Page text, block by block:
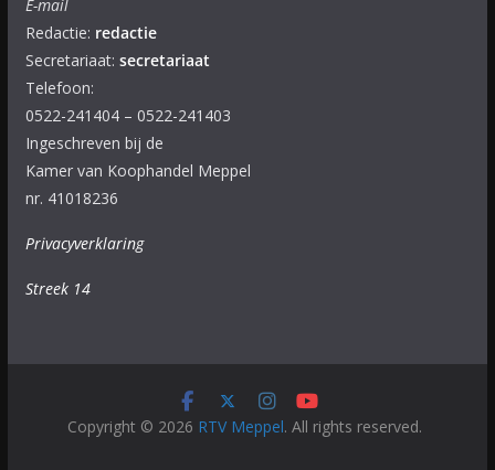
E-mail
Redactie: redactie
Secretariaat: secretariaat
Telefoon:
0522-241404 – 0522-241403
Ingeschreven bij de
Kamer van Koophandel Meppel
nr. 41018236
Privacyverklaring
Streek 14
Copyright © 2026 RTV Meppel. All rights reserved.